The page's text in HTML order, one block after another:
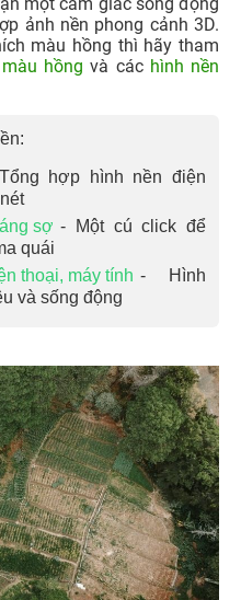
ảnh nền phong cảnh 3D.
màu hồng thì hãy tham
hồng và các hình nền
hợp hình nền điện
sợ - Một cú click để
quái
thoại, máy tính - Hình
và sống động